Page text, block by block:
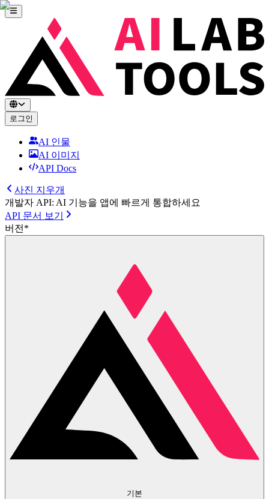
로그인
AI 인물
AI 이미지
API Docs
사진 지우개
개발자 API: AI 기능을 앱에 빠르게 통합하세요
API 문서 보기
버전 *
기본